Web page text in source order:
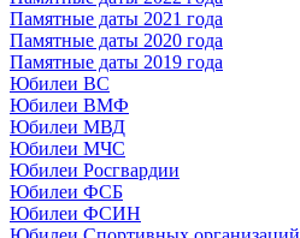
Памятные даты 2021 года
Памятные даты 2020 года
Памятные даты 2019 года
Юбилеи ВС
Юбилеи ВМФ
Юбилеи МВД
Юбилеи МЧС
Юбилеи Росгвардии
Юбилеи ФСБ
Юбилеи ФСИН